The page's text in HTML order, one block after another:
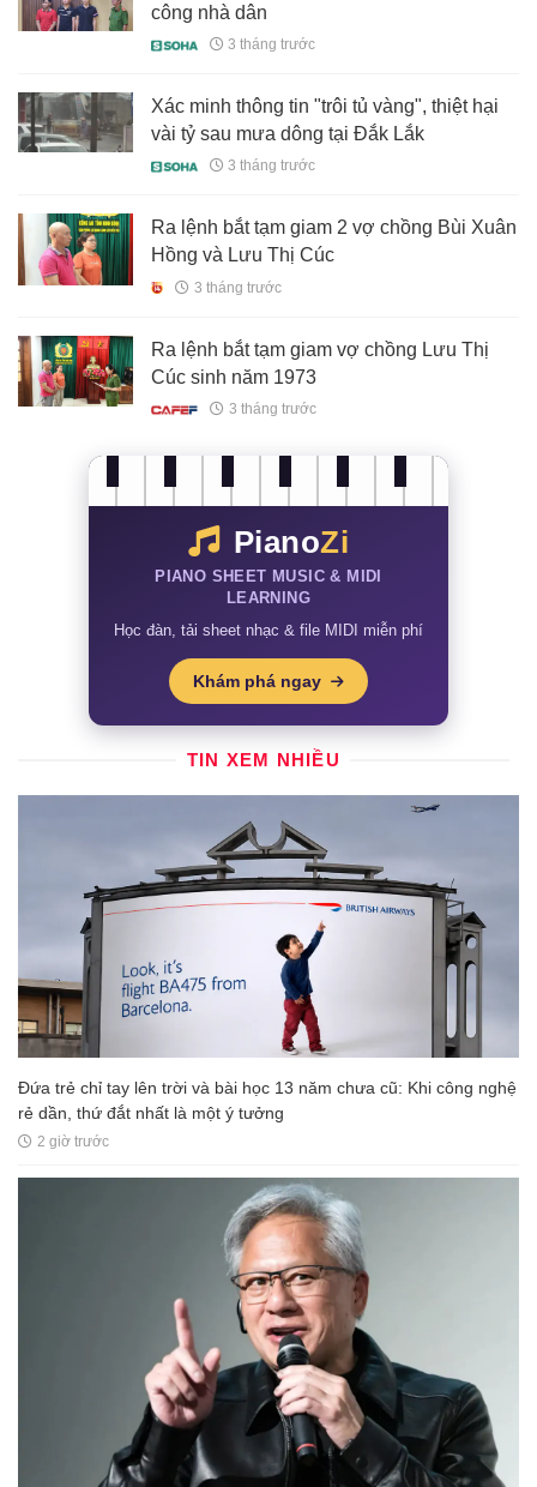
công nhà dân
3 tháng trước
Xác minh thông tin "trôi tủ vàng", thiệt hại
vài tỷ sau mưa dông tại Đắk Lắk
3 tháng trước
Ra lệnh bắt tạm giam 2 vợ chồng Bùi Xuân
Hồng và Lưu Thị Cúc
3 tháng trước
Ra lệnh bắt tạm giam vợ chồng Lưu Thị
Cúc sinh năm 1973
3 tháng trước
PianoZi
PIANO SHEET MUSIC & MIDI
LEARNING
Học đàn, tải sheet nhạc & file MIDI miễn phí
Khám phá ngay
TIN XEM NHIỀU
Đứa trẻ chỉ tay lên trời và bài học 13 năm chưa cũ: Khi công nghệ
rẻ dần, thứ đắt nhất là một ý tưởng
2 giờ trước